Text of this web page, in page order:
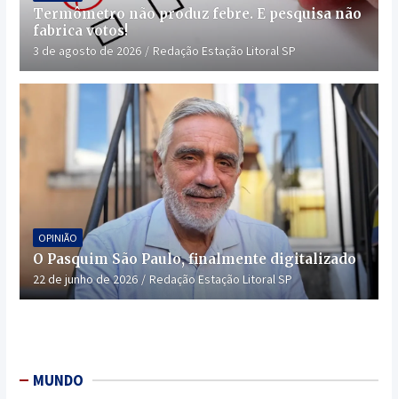
Termômetro não produz febre. E pesquisa não
fabrica votos!
3 de agosto de 2026 Redação Estação Litoral SP
OPINIÃO
O Pasquim São Paulo, finalmente digitalizado
22 de junho de 2026 Redação Estação Litoral SP
MUNDO